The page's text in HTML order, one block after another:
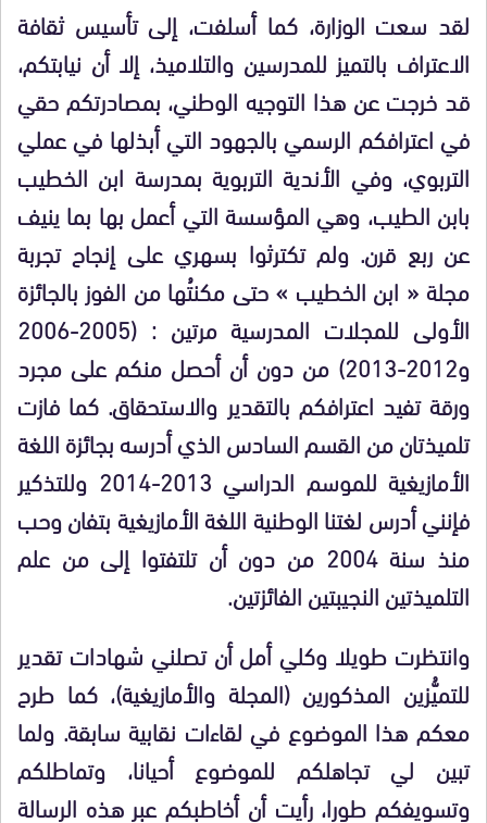
لقد سعت الوزارة، كما أسلفت، إلى تأسيس ثقافة
الاعتراف بالتميز للمدرسين والتلاميذ، إلا أن نيابتكم،
قد خرجت عن هذا التوجيه الوطني، بمصادرتكم حقي
في اعترافكم الرسمي بالجهود التي أبذلها في عملي
التربوي، وفي الأندية التربوية بمدرسة ابن الخطيب
بابن الطيب، وهي المؤسسة التي أعمل بها بما ينيف
عن ربع قرن. ولم تكترثوا بسهري على إنجاح تجربة
مجلة « ابن الخطيب » حتى مكنتُها من الفوز بالجائزة
الأولى للمجلات المدرسية مرتين : (2005-2006
و2012-2013) من دون أن أحصل منكم على مجرد
ورقة تفيد اعترافكم بالتقدير والاستحقاق. كما فازت
تلميذتان من القسم السادس الذي أدرسه بجائزة اللغة
الأمازيغية للموسم الدراسي 2013-2014 وللتذكير
فإنني أدرس لغتنا الوطنية اللغة الأمازيغية بتفان وحب
منذ سنة 2004 من دون أن تلتفتوا إلى من علم
التلميذتين النجيبتين الفائزتين.
وانتظرت طويلا وكلي أمل أن تصلني شهادات تقدير
للتميُّزين المذكورين (المجلة والأمازيغية)، كما طرح
معكم هذا الموضوع في لقاءات نقابية سابقة. ولما
تبين لي تجاهلكم للموضوع أحيانا، وتماطلكم
وتسويفكم طورا، رأيت أن أخاطبكم عبر هذه الرسالة